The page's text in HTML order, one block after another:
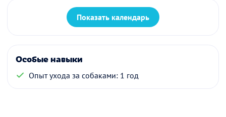
Показать календарь
Особые навыки
Опыт ухода за собаками: 1 год